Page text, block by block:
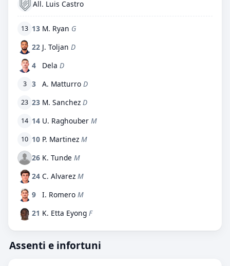
All. Luis Castro
13 13 M. Ryan G
22 J. Toljan D
4
Dela D
3 3 A. Matturro D
23 23 M. Sanchez D
14 14 U. Raghouber M
10 10 P. Martinez M
26 K. Tunde M
24 C. Alvarez M
9
I. Romero M
21 K. Etta Eyong F
Assenti e infortuni